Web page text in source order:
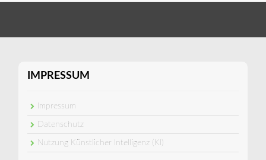
IMPRESSUM
Impressum
Datenschutz
Nutzung Künstlicher Intelligenz (KI)